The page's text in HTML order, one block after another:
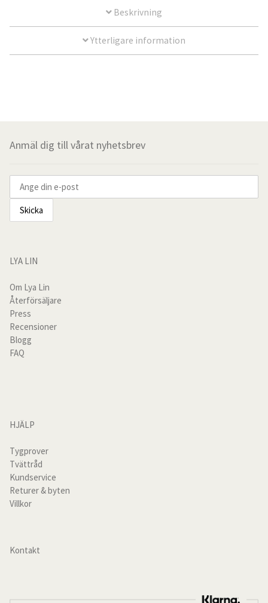
Alla produkter
Kundtjänst
Recensioner
Om oss
Recensioner
Tygprov
Tvättråd
Beskrivning
Ytterligare information
Anmäl dig till vårat nyhetsbrev
LYA LIN
Om Lya Lin
Återförsäljare
Press
Recensioner
Blogg
FAQ
HJÄLP
Tygprover
Tvättråd
Kundservice
Returer & byten
Villkor
Kontakt